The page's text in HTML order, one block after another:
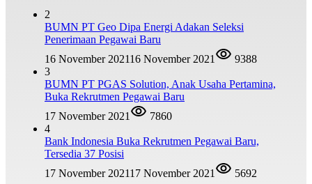
2
BUMN PT Geo Dipa Energi Adakan Seleksi
Penerimaan Pegawai Baru
16 November 202116 November 2021
9388
3
BUMN PT PGAS Solution, Anak Usaha Pertamina,
Buka Rekrutmen Pegawai Baru
17 November 2021
7860
4
Bank Indonesia Buka Rekrutmen Pegawai Baru,
Tersedia 37 Posisi
17 November 202117 November 2021 5692